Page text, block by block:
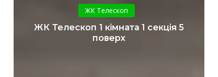
Телескоп
1
кімната
1
ЖК Телескоп
ЖК Телескоп 1 кімната 1 секція 5
поверх